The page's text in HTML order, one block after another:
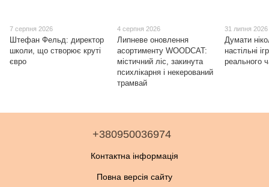
7 серпня 2026
Штефан Фельд: директор
школи, що створює круті
євро
4 серпня 2026
Липневе оновлення
асортименту WOODCAT:
містичний ліс, закинута
психлікарня і некерований
трамвай
31 липня 2026
Думати
настільні
реального
+380950036974
Контактна інформація
Повна версія сайту